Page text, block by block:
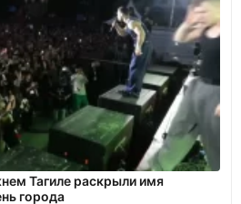
Тагиле раскрыли имя
города